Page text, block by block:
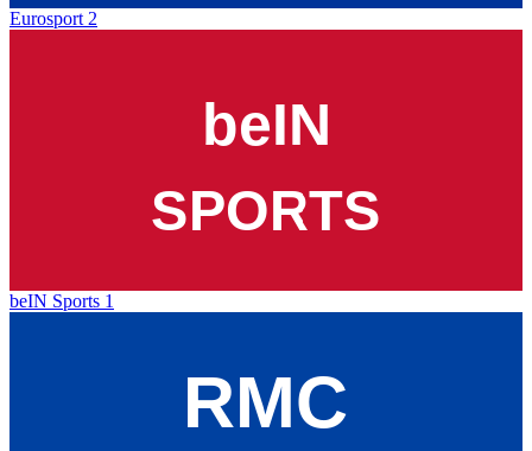
Eurosport 2
beIN Sports 1